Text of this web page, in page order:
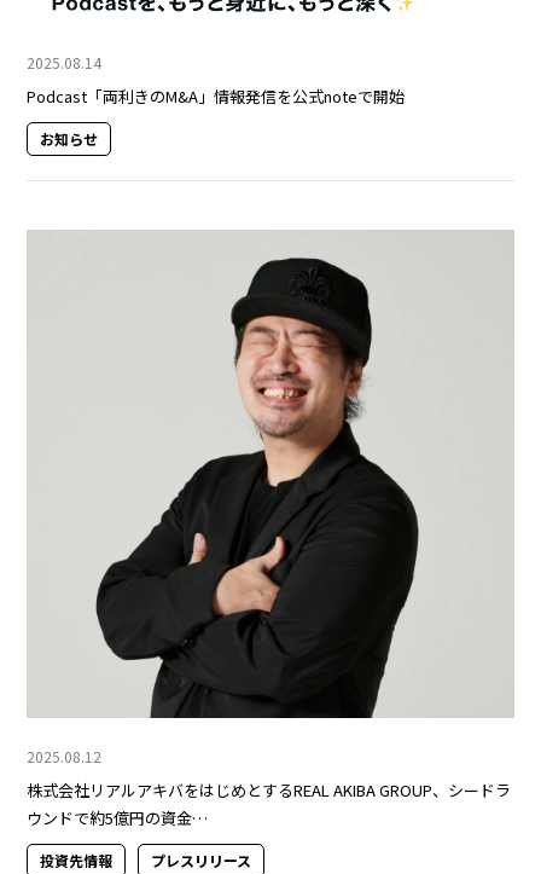
2025.08.14
Podcast「両利きのM&A」情報発信を公式noteで開始
お知らせ
2025.08.12
株式会社リアルアキバをはじめとするREAL AKIBA GROUP、シードラ
ウンドで約5億円の資金…
投資先情報 プレスリリース